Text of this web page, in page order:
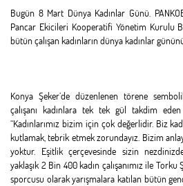
Bugün 8 Mart Dünya Kadınlar Günü.
Pancar Ekicileri Kooperatifi Yönetim Kurulu
bütün çalışan kadınların dünya kadınlar
Konya Şeker’de düzenlenen törene
çalışanı kadınlara tek tek gül takdim
“Kadınlarımız bizim için çok değerlidir. Biz
kutlamak, tebrik etmek zorundayız. Bizim
yoktur. Eşitlik çerçevesinde sizin
yaklaşık 2 Bin 400 kadın çalışanımız ile
sporcusu olarak yarışmalara katılan bütün